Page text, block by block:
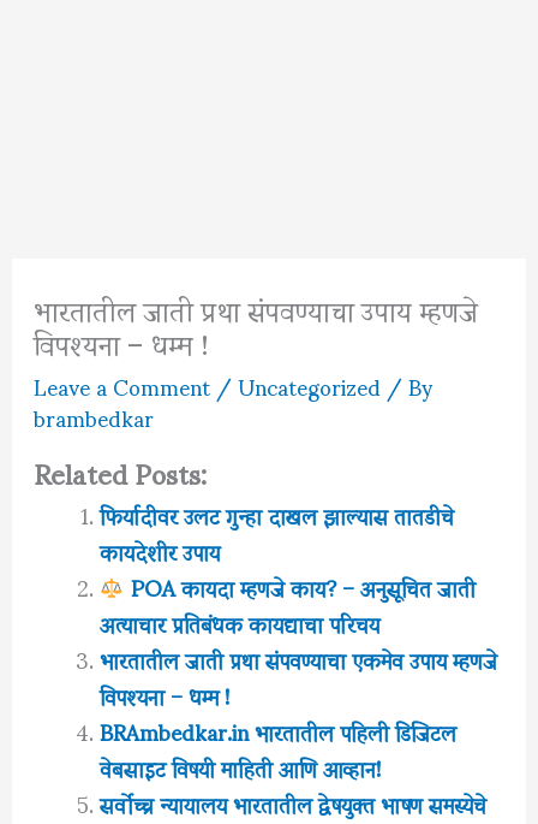
भारतातील जाती प्रथा संपवण्याचा उपाय म्हणजे
विपश्यना – धम्म !
Leave a Comment/Uncategorized/ By
brambedkar
Related Posts:
फिर्यादीवर उलट गुन्हा दाखल झाल्यास तातडीचे
कायदेशीर उपाय
POA कायदा म्हणजे काय? – अनुसूचित जाती
अत्याचार प्रतिबंधक कायद्याचा परिचय
भारतातील जाती प्रथा संपवण्याचा एकमेव उपाय म्हणजे
विपश्यना – धम्म !
BRAmbedkar.in भारतातील पहिली डिजिटल
वेबसाइट विषयी माहिती आणि आव्हान!
सर्वोच्च न्यायालय भारतातील द्वेषयुक्त भाषण समस्येचे